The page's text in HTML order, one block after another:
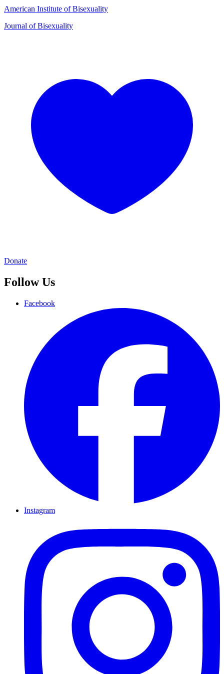
American Institute of Bisexuality
Journal of Bisexuality
Donate
Follow Us
Facebook
Instagram